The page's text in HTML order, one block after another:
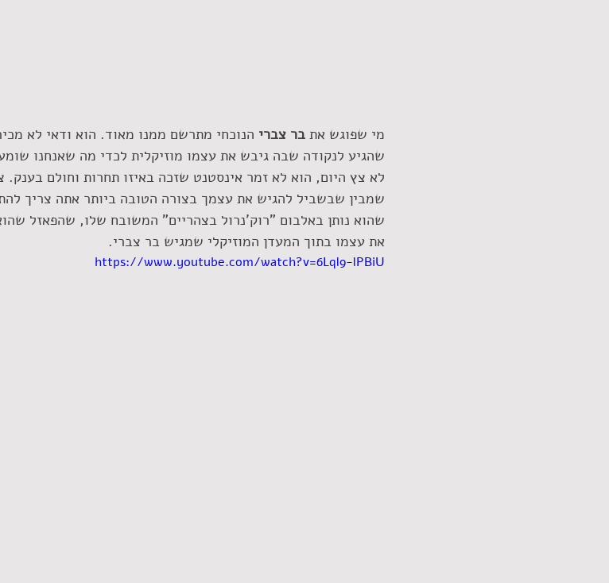
מי שפוגש את בר צברי
שהגיע לנקודה שבה גיבש את עצמו מוזיקלית לכדי מה שאנחנו
לא צץ היום, הוא לא זמר אינסטנט שזכה באיזו תחרות וחולם
שמבין שבשביל להגיש את עצמך בצורה הטובה ביותר אתה צריך
שהוא נותן באלבום "רוק'נרול בצהריים" המשובח שלו, שהפאזל
את עצמו בתוך המעדן המוזיקלי שמגיש בר צברי.
https://www.youtube.com/watch?v=6Lql9-lPBiU